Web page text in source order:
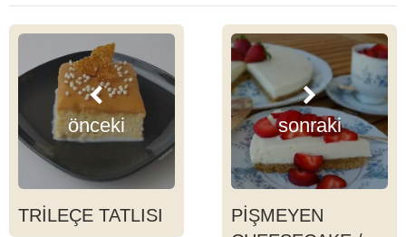
önceki
TRİLEÇE TATLISI
sonraki
PİŞMEYEN